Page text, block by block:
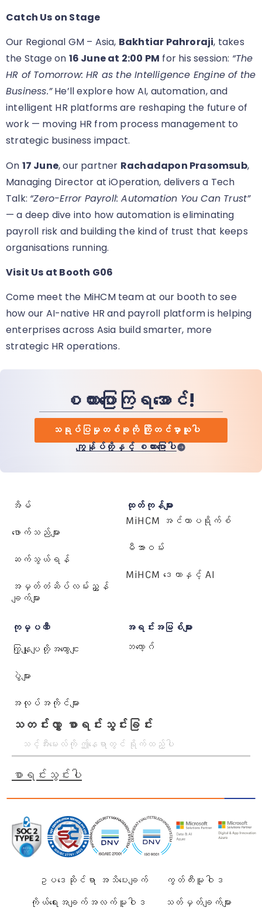
Catch Us on Stage
Our Regional GM – Asia, Bakhtiar Pahroraji, takes
the Stage on 16 June at 2:00 PM for his session: “The
HR of Tomorrow: HR as the Intelligence Engine of the
Business.”He’ll explore how AI, automation, and
intelligent HR platforms are reshaping the future of
work — moving HR from process management to
strategic business impact.
On 17 June, our partner Rachadapon Prasomsub,
Managing Director at iOperation, delivers a Tech
Talk: “Zero-Error Payroll: Automation You Can Trust”
— a deep dive into how automation is eliminating
payroll risk and building the kind of trust that keeps
organisations running.
Visit Us at Booth G06
Come meet the MiHCM team at our booth to see
how our AI-native HR and payroll platform is helping
enterprises across Asia build smarter, more
strategic HR operations.
စကားပြောကြရအောင်!
သရုပ်ပြမှုတစ်ခုကို ကြိုတင်မှာယူပါ
ကျွန်ုပ်တို့နှင့် စကားပြောပါ
အိမ်
ဖောက်သည်များ
ဆက်သွယ်ရန်
အမှတ်တံဆိပ်လမ်းညွှန်
ချက်များ
ထုတ်ကုန်များ
MiHCM အင်တာပရိုက်စ်
မီအာဝမ်း
MiHCM ဒေတာနှင့် AI
ကုမ္ပဏီ
ကြှနျုပျတို့အကွောငျး
ပွဲများ
အလုပ်အကိုင်များ
အရင်းအမြစ်များ
ဘလော့ဂ်
သတင်းလွှာ စာရင်းသွင်းခြင်း
စာရင်းသွင်းပါ
ဥပဒေဆိုင်ရာ အသိပေးချက်
ကွတ်ကီးမူဝါဒ
ကိုယ်ရေးအချက်အလက်မူဝါဒ
သတ်မှတ်ချက်များ